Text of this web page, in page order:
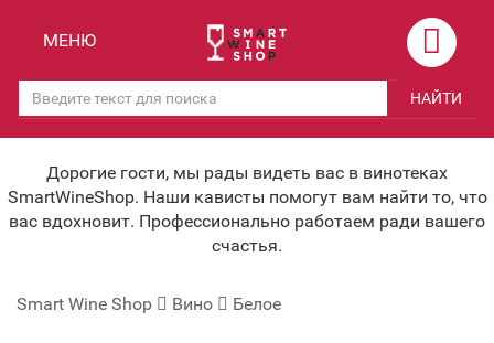
Скидки
Мероприятия
Корпоративным клиентам
Под заказ
Вино крепленое
Вино игристое и Шампанское
Вино безалкогольное
Бренди, Коньяк, Арманьяк
МЕНЮ
НАЙТИ
Дорогие гости, мы рады видеть вас в винотеках
SmartWineShop. Наши кависты помогут вам найти то, что
вас вдохновит. Профессионально работаем ради вашего
счастья.
Smart Wine Shop Вино Белое